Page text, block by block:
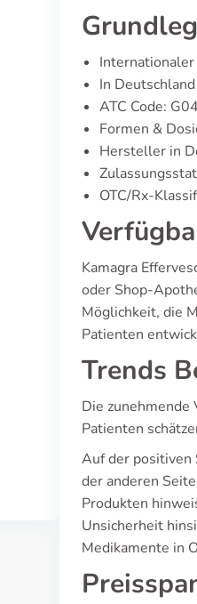
In
ATC Code:
Formen &
Hersteller in
OTC/Rx-
Kamagra
oder Shop-
Möglichkeit, die
Patienten
Trends
Die zunehmende
Patienten
Auf der positiven
der anderen
Produkten
Unsicherheit
Medikamente in